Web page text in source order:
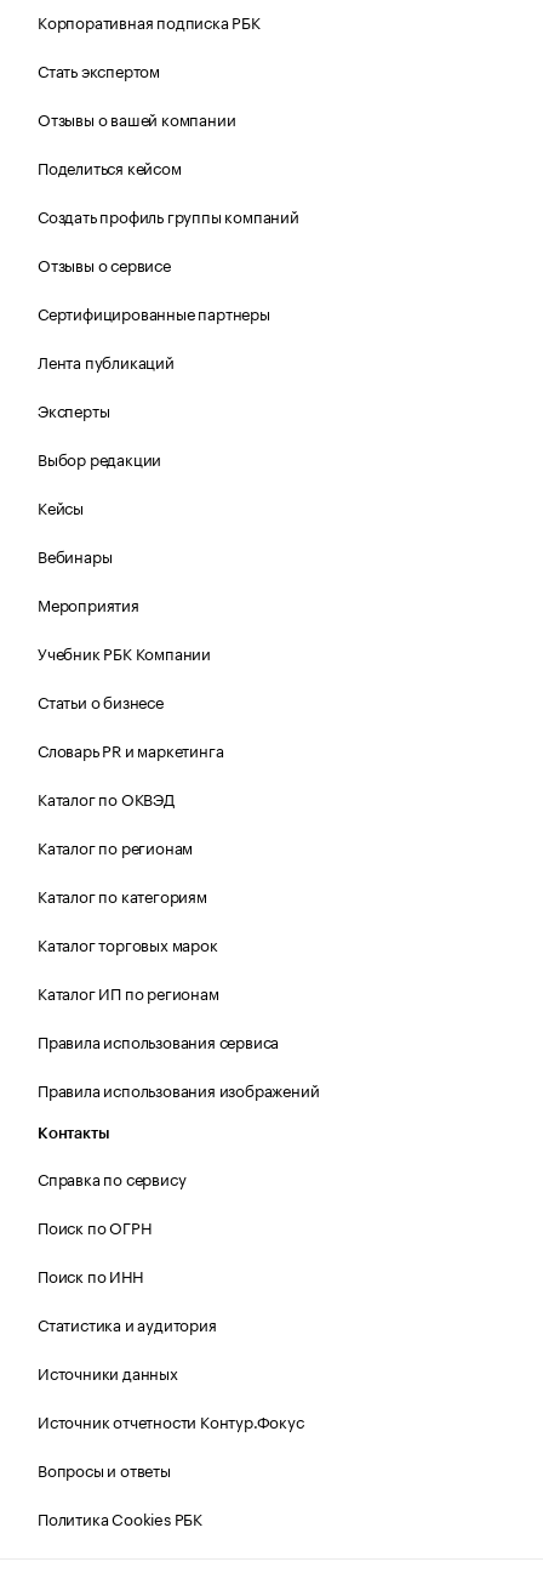
Корпоративная подписка РБК
Стать экспертом
Отзывы о вашей компании
Поделиться кейсом
Создать профиль группы компаний
Отзывы о сервисе
Сертифицированные партнеры
Лента публикаций
Эксперты
Выбор редакции
Кейсы
Вебинары
Мероприятия
Учебник РБК Компании
Статьи о бизнесе
Словарь PR и маркетинга
Каталог по ОКВЭД
Каталог по регионам
Каталог по категориям
Каталог торговых марок
Каталог ИП по регионам
Правила использования сервиса
Правила использования изображений
Контакты
Справка по сервису
Поиск по ОГРН
Поиск по ИНН
Статистика и аудитория
Источники данных
Источник отчетности Контур.Фокус
Вопросы и ответы
Политика Cookies РБК